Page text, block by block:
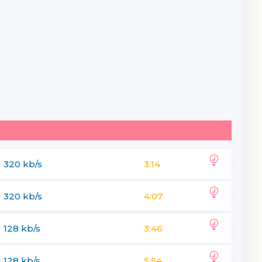
man
320 kb/s 3:14
320 kb/s 4:07
128 kb/s 3:46